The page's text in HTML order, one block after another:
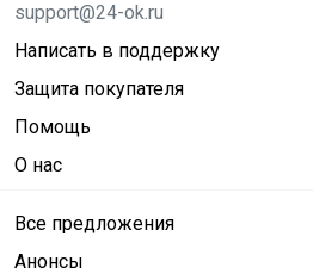
support@24-ok.ru
Написать в поддержку
Защита покупателя
Помощь
О нас
Все предложения
Анонсы